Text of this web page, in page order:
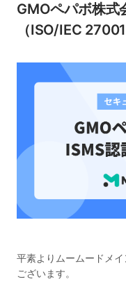
GMOペパボ株式
（ISO/IEC
平素よりムームードメ
ございます。